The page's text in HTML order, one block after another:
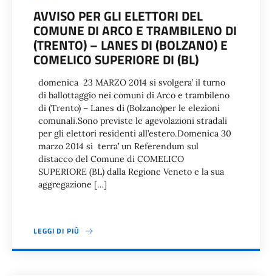
AVVISO PER GLI ELETTORI DEL
COMUNE DI ARCO E TRAMBILENO DI
(TRENTO) – LANES DI (BOLZANO) E
COMELICO SUPERIORE DI (BL)
domenica 23 MARZO 2014 si svolgera’ il turno
di ballottaggio nei comuni di Arco e trambileno
di (Trento) – Lanes di (Bolzano)per le elezioni
comunali.Sono previste le agevolazioni stradali
per gli elettori residenti all’estero.Domenica 30
marzo 2014 si terra’ un Referendum sul
distacco del Comune di COMELICO
SUPERIORE (BL) dalla Regione Veneto e la sua
aggregazione […]
LEGGI DI PIÙ